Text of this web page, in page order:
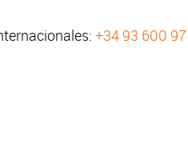
+34 93 600